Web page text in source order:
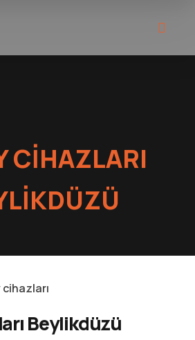
CIHAZLARI
Beylikdüzü